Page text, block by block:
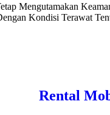
Mengutamakan
Kondisi Terawat
Rental